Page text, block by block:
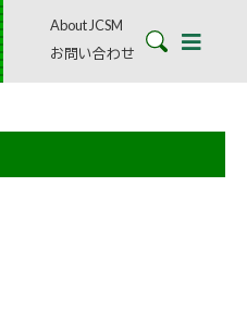
About JCSM
お問い合わせ